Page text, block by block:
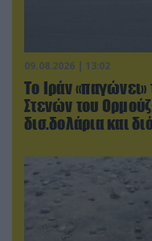
09.08.2026 | 13:02
Το Ιράν
Στενών του
δισ.δολάρια και